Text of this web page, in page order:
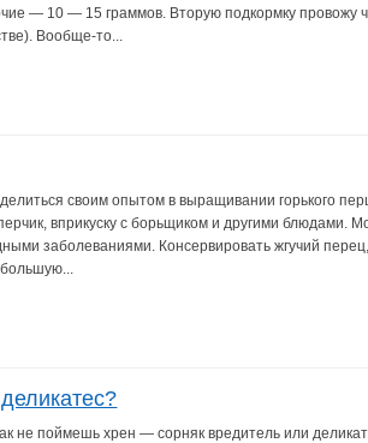
— 10 — 15 граммов. Вторую подкормку провожу
Вообще-то...
своим опытом в выращивании горького
вприкуску с борьщиком и другими блюдами.
заболеваниями. Консервировать жгучий
не поймешь хрен — сорняк вредитель или